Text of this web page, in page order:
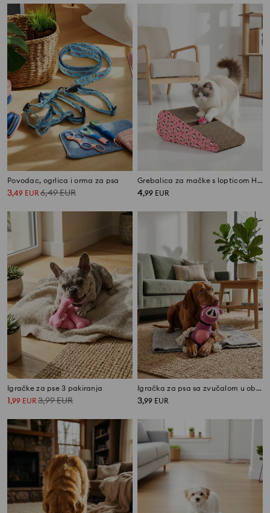
Povodac, ogrlica i orma za psa
3,49 EUR6,49EUR
Grebalica za mačke s lopticom Hello Kitty
4,99 EUR
Igračke za pse 3 pakiranja
1,99 EUR 3,99EUR
Igračka za psa sa zvučalom u obliku divlje svinje
3,99 EUR